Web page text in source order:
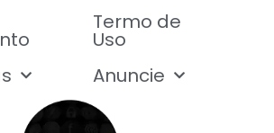
Termo de
Uso
Anuncie